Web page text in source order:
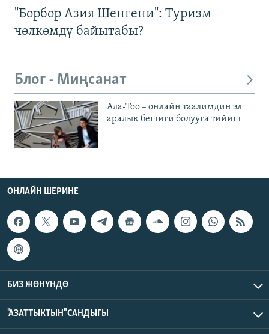
"Борбор Азия Шенгени": Туризм
чөлкөмдү байытабы?
Блог - Миңсанат
Ала-Тоо – онлайн таалимдин эл
аралык бешиги болууга тийиш
ОНЛАЙН ШЕРИНЕ
БИЗ ЖӨНҮНДӨ
"АЗАТТЫКТЫН" САНДЫГЫ